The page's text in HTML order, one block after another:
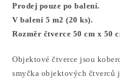
Prodej pouze po balení.
V balení 5 m2 (20 ks).
Rozměr čtverce 50 cm x 50
Objektové čtverce jsou
smyčka objektových čtverců